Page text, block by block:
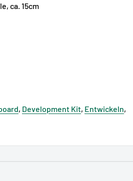
ca. 15cm
, Development Kit, Entwickeln,